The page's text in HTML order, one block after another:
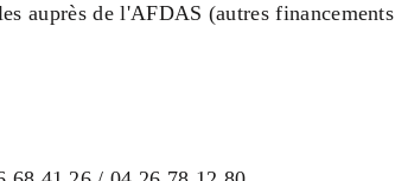
auprès de l'AFDAS (autres financements